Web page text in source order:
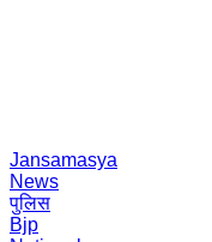
Jansamasya
News
पुलिस
Bjp